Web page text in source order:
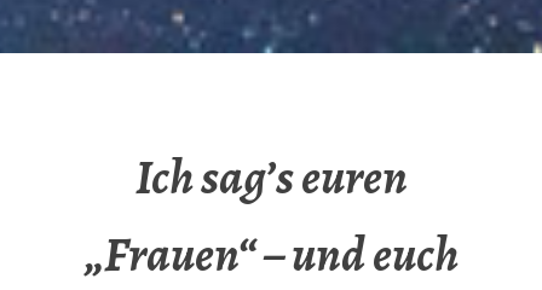
Ich sag’s euren
„Frauen“ – und euch